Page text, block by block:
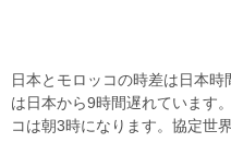
日本とモロッコの時差は日本
は日本から9時間遅れています
コは朝3時になります。協定世